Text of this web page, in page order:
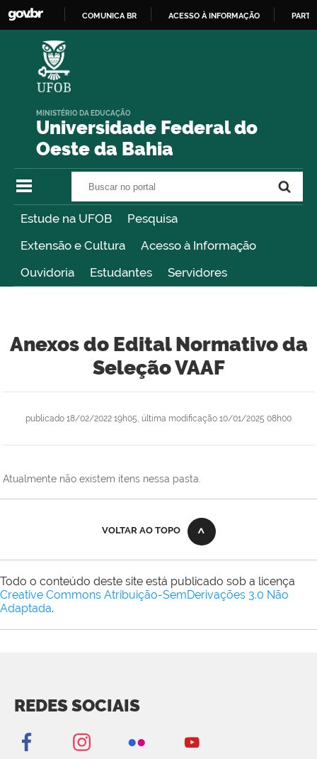
COMUNICA BR ACESSO À INFORMAÇÃO
Universidade Federal do
Oeste da Bahia
MINISTÉRIO DA EDUCAÇÃO
Estude na UFOB
Pesquisa
Extensão e Cultura
Acesso à Informação
Ouvidoria
Estudantes Servidores
Anexos do Edital Normativo da
Seleção VAAF
publicado 18/02/2022 19h05, última modificação 10/01/2025 08h00
Atualmente não existem itens nessa pasta.
VOLTAR AO TOPO
Todo o conteúdo deste site está publicado sob a licença
Creative Commons Atribuição-SemDerivações 3.0 Não
Adaptada.
REDES SOCIAIS